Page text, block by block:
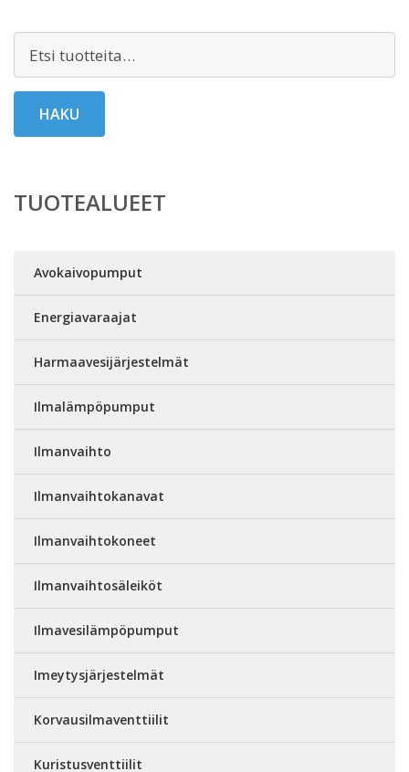
HAKU
TUOTEALUEET
Avokaivopumput
Energiavaraajat
Harmaavesijärjestelmät
Ilmalämpöpumput
Ilmanvaihto
Ilmanvaihtokanavat
Ilmanvaihtokoneet
Ilmanvaihtosäleiköt
Ilmavesilämpöpumput
Imeytysjärjestelmät
Korvausilmaventtiilit
Kuristusventtiilit